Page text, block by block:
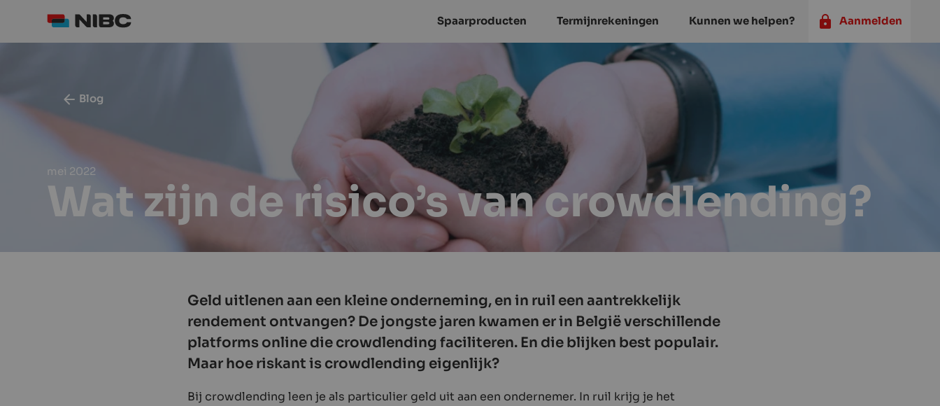
Spaarproducten Termijnrekeningen Kunnen we helpen? Aanmelden
Blog
mei 2022
Wat zijn de risico’s van crowdlending?
Geld uitlenen aan een kleine onderneming, en in ruil een aantrekkelijk
rendement ontvangen? De jongste jaren kwamen er in België verschillende
platforms online die crowdlending faciliteren. En die blijken best populair.
Maar hoe riskant is crowdlending eigenlijk?
Bij crowdlending leen je als particulier geld uit aan een ondernemer. In ruil krijg je het